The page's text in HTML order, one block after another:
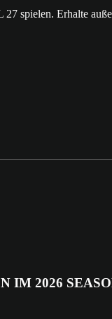
spielen. Erhalte
IM 2026